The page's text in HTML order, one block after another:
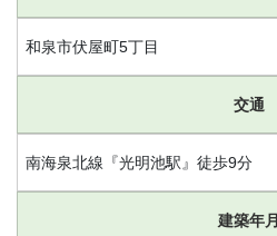
和泉市伏屋町5丁目
交通
南海泉北線『光明池駅』徒歩9分
建築年月